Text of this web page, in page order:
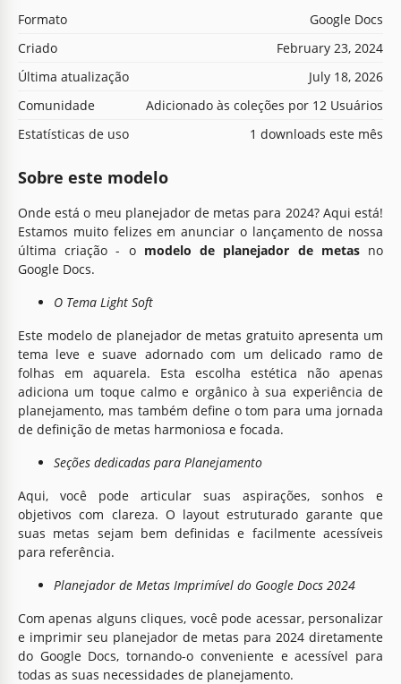
Formato
Google Docs
Criado
February 23, 2024
Última atualização
July 18, 2026
Comunidade
Adicionado às coleções por 12 Usuários
Estatísticas de uso
1 downloads este mês
Sobre este modelo
Onde está o meu planejador de metas para 2024? Aqui está!
Estamos muito felizes em anunciar o lançamento de nossa
última criação - o modelo de planejador de metasno
Google Docs.
O Tema Light Soft
Este modelo de planejador de metas gratuito apresenta um
tema leve e suave adornado com um delicado ramo de
folhas em aquarela. Esta escolha estética não apenas
adiciona um toque calmo e orgânico à sua experiência de
planejamento, mas também define o tom para uma jornada
de definição de metas harmoniosa e focada.
Seções dedicadas para Planejamento
Aqui, você pode articular suas aspirações, sonhos e
objetivos com clareza. O layout estruturado garante que
suas metas sejam bem definidas e facilmente acessíveis
para referência.
Planejador de Metas Imprimível do Google Docs 2024
Com apenas alguns cliques, você pode acessar, personalizar
e imprimir seu planejador de metas para 2024 diretamente
do Google Docs, tornando-o conveniente e acessível para
todas as suas necessidades de planejamento.